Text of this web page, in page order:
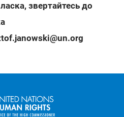
звертайтесь до